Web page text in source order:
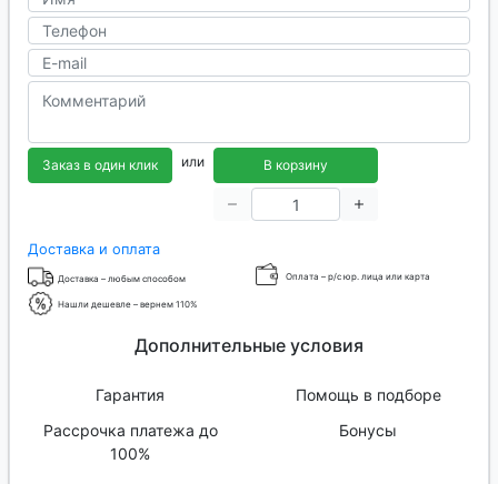
Заказ в один клик или В корзину
Доставка и оплата
Доставка – любым способом Оплата – р/с юр. лица или карта
Нашли дешевле – вернем 110%
Дополнительные условия
Гарантия
Помощь в подборе
Рассрочка платежа до
100%
Бонусы